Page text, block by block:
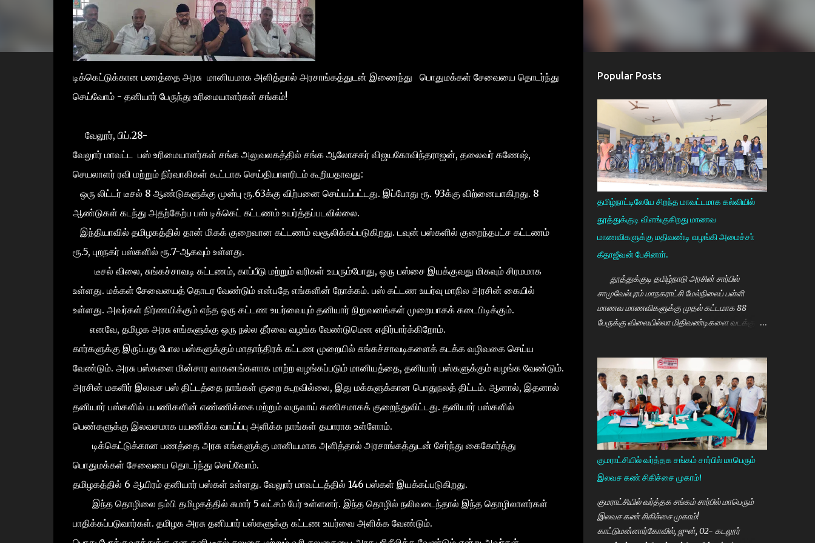
டிக்கெட்டுக்கான பணத்தை அரசு மானியமாக அளித்தால் அரசாங்கத்துடன் இணைந்து பொதுமக்கள் சேவையை தொடர்ந்து
செய்வோம் - தனியார் பேருந்து உரிமையாளர்கள் சங்கம்!
வேலூர், பிப்.28-
வேலுார் மாவட்ட பஸ் உரிமையாளர்கள் சங்க அலுவலகத்தில் சங்க ஆலோசகர் விஜயகோவிந்தராஜன், தலைவர் கணேஷ்,
செயலாளர் ரவி மற்றும் நிர்வாகிகள் கூட்டாக செய்தியாளரிடம் கூறியதாவது:
ஒரு லிட்டர் டீசல் 8 ஆண்டுகளுக்கு முன்பு ரூ.63க்கு விற்பனை செய்யப்பட்டது. இப்போது ரூ. 93க்கு விற்னையாகிறது. 8
ஆண்டுகள் கடந்து அதற்கேற்ப பஸ் டிக்கெட் கட்டணம் உயர்த்தப்படவில்லை.
இந்தியாவில் தமிழகத்தில் தான் மிகக் குறைவான கட்டணம் வசூலிக்கப்படுகிறது. டவுன் பஸ்களில் குறைந்தபட்ச கட்டணம்
ரூ.5, புறநகர் பஸ்களில் ரூ.7-ஆகவும் உள்ளது.
டீசல் விலை, சுங்கச்சாவடி கட்டணம், காப்பீடு மற்றும் வரிகள் உயரும்போது, ஒரு பஸ்சை இயக்குவது மிகவும் சிரமமாக
உள்ளது. மக்கள் சேவையைத் தொடர வேண்டும் என்பதே எங்களின் நோக்கம். பஸ் கட்டண உயர்வு மாநில அரசின் கையில்
உள்ளது. அவர்கள் நிர்ணயிக்கும் எந்த ஒரு கட்டண உயர்வையும் தனியார் நிறுவனங்கள் முறையாகக் கடைபிடிக்கும்.
எனவே, தமிழக அரசு எங்களுக்கு ஒரு நல்ல தீர்வை வழங்க வேண்டுமென எதிர்பார்க்கிறோம்.
கார்களுக்கு இருப்பது போல பஸ்களுக்கும் மாதாந்திரக் கட்டண முறையில் சுங்கச்சாவடிகளைக் கடக்க வழிவகை செய்ய
வேண்டும். அரசு பஸ்களை மின்சார வாகனங்களாக மாற்ற வழங்கப்படும் மானியத்தை, தனியார் பஸ்களுக்கும் வழங்க வேண்டும்.
அரசின் மகளிர் இலவச பஸ் திட்டத்தை நாங்கள் குறை கூறவில்லை, இது மக்களுக்கான பொதுநலத் திட்டம். ஆனால், இதனால்
தனியார் பஸ்களில் பயணிகளின் எண்ணிக்கை மற்றும் வருவாய் கணிசமாகக் குறைந்துவிட்டது. தனியார் பஸ்களில்
பெண்களுக்கு இலவசமாக பயணிக்க வாய்ப்பு அளிக்க நாங்கள் தயாராக உள்ளோம்.
டிக்கெட்டுக்கான பணத்தை அரசு எங்களுக்கு மானியமாக அளித்தால் அரசாங்கத்துடன் சேர்ந்து கைகோர்த்து
பொதுமக்கள் சேவையை தொடர்ந்து செய்வோம்.
தமிழகத்தில் 6 ஆயிரம் தனியார் பஸ்கள் உள்ளது. வேலுார் மாவட்டத்தில் 146 பஸ்கள் இயக்கப்படுகிறது.
இந்த தொழிலை நம்பி தமிழகத்தில் சுமார் 5 லட்சம் பேர் உள்ளனர். இந்த தொழில் நலிவடைந்தால் இந்த தொழிலாளர்கள்
பாதிக்கப்படுவார்கள். தமிழக அரசு தனியார் பஸ்களுக்கு கட்டண உயர்வை அளிக்க வேண்டும்.
Popular Posts
தமிழ்நாட்டிலேயே சிறந்த மாவட்டமாக கல்வியில்
தூத்துக்குடி விளங்குகிறது மாணவ
மாணவிகளுக்கு மதிவண்டி வழங்கி அமைச்சா்
கீதாஜீவன் பேசினாா்.
தூத்துக்குடி தமிழ்நாடு அரசின் சார்பில்
சாமுவேல்புரம் மாநகராட்சி மேல்நிலைப் பள்ளி
மாணவ மாணவிகளுக்கு முதல் கட்டமாக 88
பேருக்கு விலையில்லா மிதிவண்டிகளை வடக்கு
வழங்கி பேசுகையில் தமிழ்நாடு அரசின்
விலையில்லா மிதிவண்டி வழங்கும் நிகழ்ச்சியில்
மாணவர்களாகிய உங்களை சந்திப்பதில் மகிழ்ச்சி.
தமிழ்நாடு கல்வியில் சிறந்து விளங்க வேண்டும்
என்பதற்காக முதலமைச்சர் மு.க.ஸ்டாலின் அதிக
முயற்சி எடுத்து கல்வியும். மருத்துவமும் எனது
இரு கண்கள் என முதலமைச்சர் கூறி வருகிறார்.
எத்தனையோ மாணவியர்களுக்கு கிடைக்காத
வாய்ப்பு உங்களுக்கு கிடைத்திருக்கிறது. முன்பு 8 ம்
வகுப்பு அல்லது 10 ம் வகுப்பிலேயே
மாணவியர்களின் பள்ளிப்படிப்பை நிறுத்தும்
நிலையை மாற்றி, பெண் குழந்தைகள் கல்லூரி
வரை படிக்க வேண்டும். அவர்களுக்கு உயர்கல்வி
குமராட்சியில் வர்த்தக சங்கம் சார்பில் மாபெரும்
இலவச கண் சிகிச்சை முகாம்!
குமராட்சியில் வர்த்தக சங்கம் சார்பில் மாபெரும்
இலவச கண் சிகிச்சை முகாம்!
காட்டுமன்னார்கோவில், ஜுன், 02- கடலூர்